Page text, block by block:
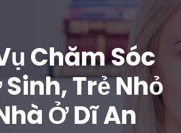
Chăm Sóc
Sinh, Trẻ Nhỏ
Ở Dĩ An